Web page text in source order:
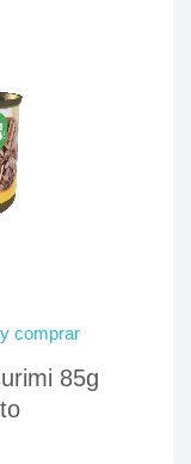
comprar
85g